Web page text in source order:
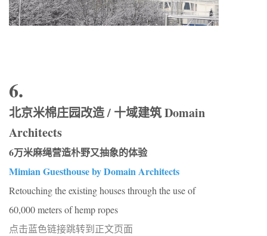
6.
北京米棉庄园改造 / 十域建筑 Domain
Architects
6万米麻绳营造朴野又抽象的体验
Mimian Guesthouse by Domain Architects
Retouching the existing houses through the use of
60,000 meters of hemp ropes
点击蓝色链接跳转到正文页面